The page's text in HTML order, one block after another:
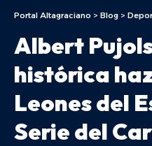
Portal Altagraciano > Blog >
Albert
histórica
Leones del
Serie del